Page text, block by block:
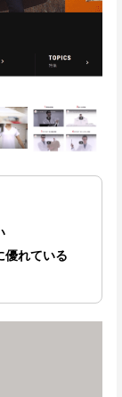
優れている